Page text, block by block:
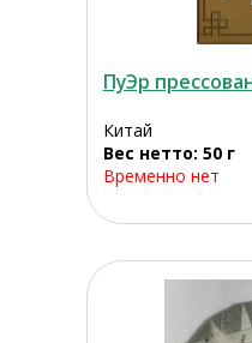
ПуЭр
Китай
Вес нетто: 50 г
Временно нет